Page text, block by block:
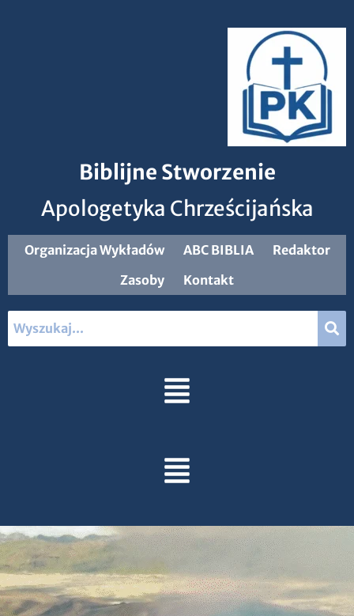
Biblijne Stworzenie
Apologetyka Chrześcijańska
Organizacja Wykładów ABC BIBLIA
Redaktor
Zasoby
Kontakt